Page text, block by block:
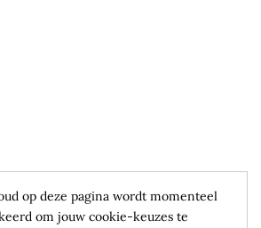
op deze pagina wordt momenteel
om jouw cookie-keuzes te